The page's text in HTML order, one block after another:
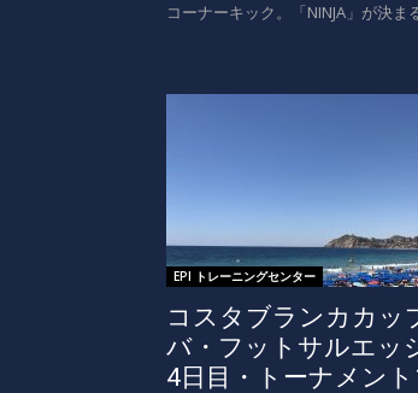
コーナーキック。「NINJA」が決まる
EPI トレーニングセンター
コスタブランカカッ
バ・フットサルエッ
4日目・トーナメン